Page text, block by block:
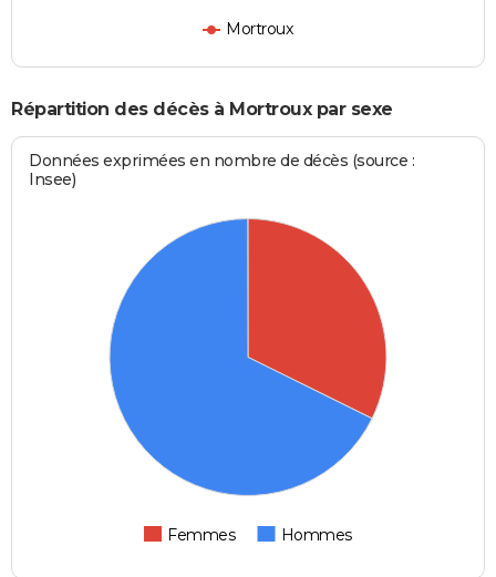
Mortroux
Répartition des décès à Mortroux par sexe
Données exprimées en nombre de décès (source :
Insee)
Femmes Hommes